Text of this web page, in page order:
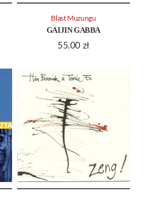
GAIJIN GABBA
55.00 zł
Blast Muzungu